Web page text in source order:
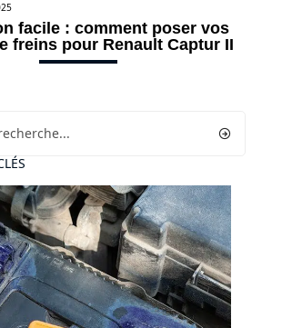
facile : comment poser vos
freins pour Renault Captur II